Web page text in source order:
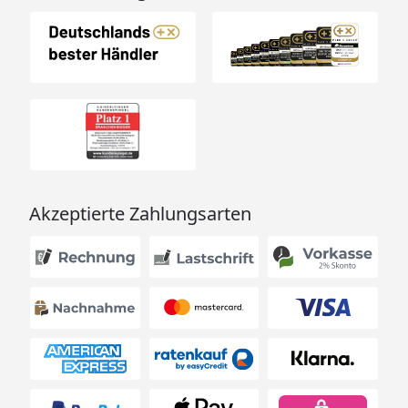
betragen)
Optionale Verschraubung der Rollen auf oder im
Rechteckprofil möglich, um modifizierte
Reifenwärmer einfach montieren, ohne weitere
Hilfe möglich
Abgewinkelter Hebelarm, bietet dir zusätzlichen
Schutz
Akzeptierte Zahlungsarten